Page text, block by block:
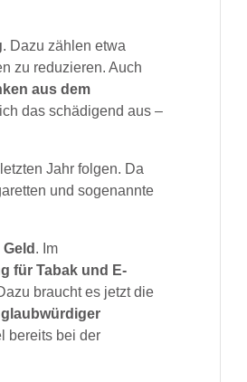
. Dazu zählen etwa
zu reduzieren. Auch
aus dem
das schädigend aus –
Jahr folgen. Da
und sogenannte
. Im
für Tabak und E-
braucht es jetzt die
glaubwürdiger
bereits bei der